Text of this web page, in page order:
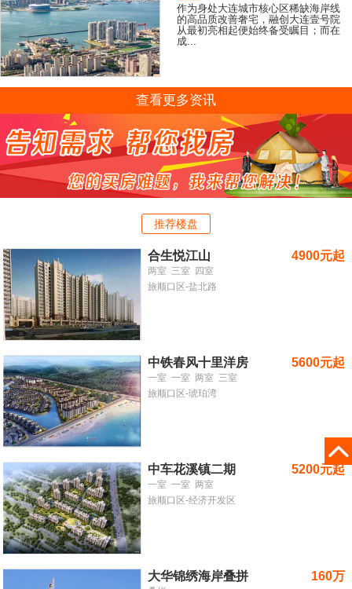
作为身处大连城市核心区稀缺海岸线
的高品质改善奢宅，融创大连壹号院
从最初亮相起便始终备受瞩目；而在
成...
查看更多资讯
推荐楼盘
合生悦江山 4900元起
两室 三室
四室
旅顺口区-盐北路
中铁春风十里洋房 5600元起
一室一室两室 三室
旅顺口区-琥珀湾
中车花溪镇二期 5200元起
一室一室两室
旅顺口区-经济开发区
大华锦绣海岸叠拼 160万